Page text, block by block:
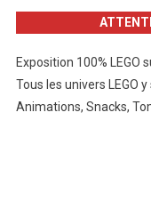
Exposition 100% LEGO
Tous les univers LEGO
Animations, Snacks,